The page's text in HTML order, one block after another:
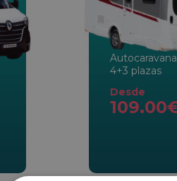
4+3 plazas
Desde